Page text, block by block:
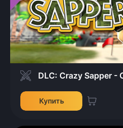
DLC: Crazy Sapper -
Купить